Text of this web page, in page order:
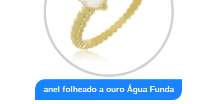
anel folheado a ouro Água Funda